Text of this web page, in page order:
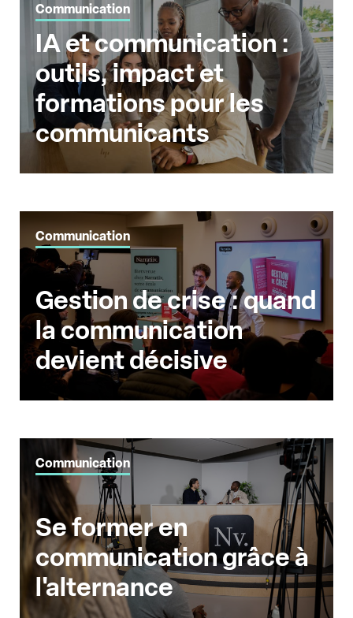
Communication
IA et communication :
outils, impact et
formations pour les
communicants
Communication
Gestion de crise : quand
la communication
devient décisive
Communication
Se former en
communication grâce à
l'alternance